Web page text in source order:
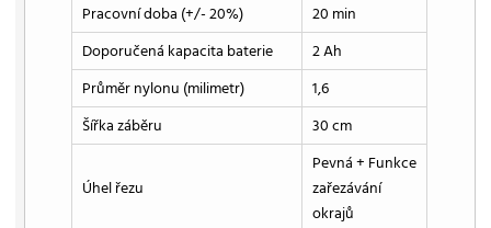
Pracovní doba (+/- 20%)
20 min
Doporučená kapacita baterie
2 Ah
Průměr nylonu (milimetr)
1,6
Šířka záběru
30 cm
Úhel řezu
Pevná + Funkce
zařezávání
okrajů